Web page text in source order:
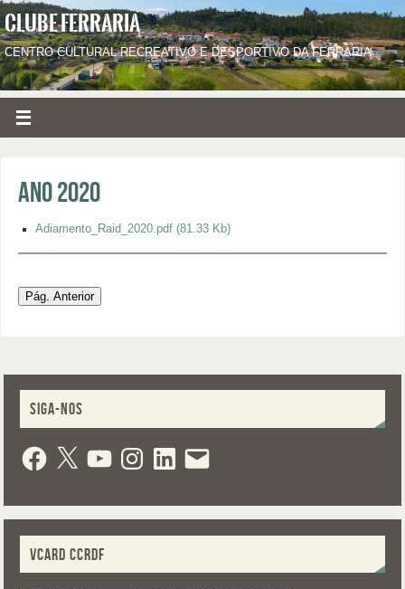
CLUBE FERRARIA
CENTRO CULTURAL RECREATIVO E DESPORTIVO DA FERRARIA
Ano 2020
Adiamento_Raid_2020.pdf(81.33 Kb)
Pág. Anterior
SIGA-NOS
VCARD CCRDF